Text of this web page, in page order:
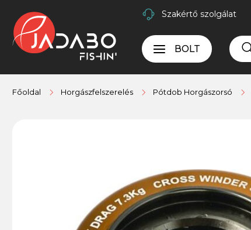
Szakértő szolgálat
BOLT
Főoldal Horgászfelszerelés Pótdob Horgászorsó